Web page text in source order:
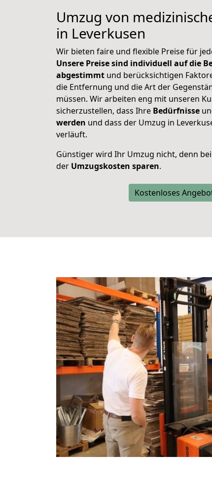
Umzug von
in Leverkusen
Wir bieten faire und flexible Preise für
Unsere Preise sind individuell auf die
abgestimmt und berücksichtigen
die Entfernung und die Art der
müssen. Wir arbeiten eng mit unseren
sicherzustellen, dass Ihre Bedürfnisse
werden und dass der Umzug in
verläuft.
Günstiger wird Ihr Umzug nicht, denn
der Umzugskosten sparen.
Kostenloses